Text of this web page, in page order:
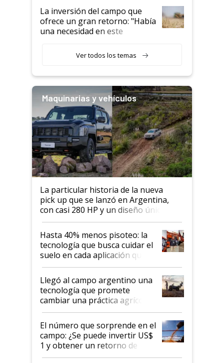
La inversión del campo que
ofrece un gran retorno: "Había
una necesidad en este
Ver todos los temas
Maquinarias y vehículos
La particular historia de la nueva
pick up que se lanzó en Argentina,
con casi 280 HP y un diseño único: a
cuánto se vende
Hasta 40% menos pisoteo: la
tecnología que busca cuidar el
suelo en cada aplicación que
llevó Jacto al Congreso
Aapresid 2026
Llegó al campo argentino una
tecnología que promete
cambiar una práctica agrícola
clave: ¿Y si analizar el suelo
fuera tan simple como apretar
un botón?
El número que sorprende en el
campo: ¿Se puede invertir US$
1 y obtener un retorno de
hasta US$ 10 en agricultura?